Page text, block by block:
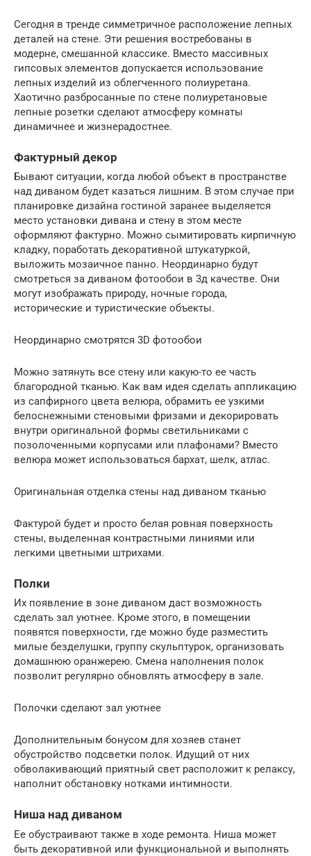
Сегодня в тренде симметричное расположение лепных
деталей на стене. Эти решения востребованы в
модерне, смешанной классике. Вместо массивных
гипсовых элементов допускается использование
лепных изделий из облегченного полиуретана.
Хаотично разбросанные по стене полиуретановые
лепные розетки сделают атмосферу комнаты
динамичнее и жизнерадостнее.
Фактурный декор
Бывают ситуации, когда любой объект в пространстве
над диваном будет казаться лишним. В этом случае при
планировке дизайна гостиной заранее выделяется
место установки дивана и стену в этом месте
оформляют фактурно. Можно сымитировать кирпичную
кладку, поработать декоративной штукатуркой,
выложить мозаичное панно. Неординарно будут
смотреться за диваном фотообои в 3д качестве. Они
могут изображать природу, ночные города,
исторические и туристические объекты.
Неординарно смотрятся 3D фотообои
Можно затянуть все стену или какую-то ее часть
благородной тканью. Как вам идея сделать аппликацию
из сапфирного цвета велюра, обрамить ее узкими
белоснежными стеновыми фризами и декорировать
внутри оригинальной формы светильниками с
позолоченными корпусами или плафонами? Вместо
велюра может использоваться бархат, шелк, атлас.
Оригинальная отделка стены над диваном тканью
Фактурой будет и просто белая ровная поверхность
стены, выделенная контрастными линиями или
легкими цветными штрихами.
Полки
Их появление в зоне диваном даст возможность
сделать зал уютнее. Кроме этого, в помещении
появятся поверхности, где можно буде разместить
милые безделушки, группу скульптурок, организовать
домашнюю оранжерею. Смена наполнения полок
позволит регулярно обновлять атмосферу в зале.
Полочки сделают зал уютнее
Дополнительным бонусом для хозяев станет
обустройство подсветки полок. Идущий от них
обволакивающий приятный свет расположит к релаксу,
наполнит обстановку нотками интимности.
Ниша над диваном
Ее обустраивают также в ходе ремонта. Ниша может
быть декоративной или функциональной и выполнять